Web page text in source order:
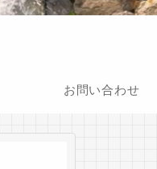
お問い合わせ